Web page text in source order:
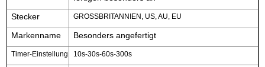
Stecker
GROSSBRITANNIEN, US, AU, EU
Markenname Besonders angefertigt
Timer-Einstellung 10s-30s-60s-300s